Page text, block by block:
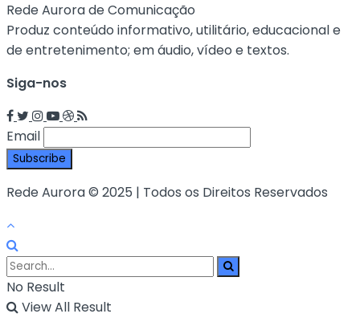
Rede Aurora de Comunicação
Produz conteúdo informativo, utilitário, educacional e
de entretenimento; em áudio, vídeo e textos.
Siga-nos
Email
Rede Aurora © 2025 | Todos os Direitos Reservados
No Result
View All Result